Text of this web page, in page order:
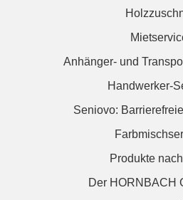
Anhänger- und
Handwerker-
Seniovo:
Produkte
Der HORNBACH